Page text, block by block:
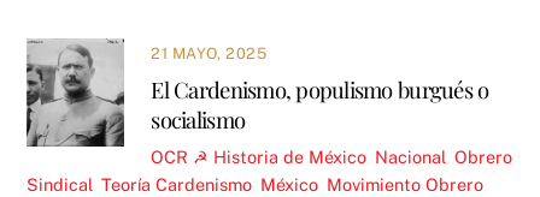
21 MAYO, 2025
El Cardenismo, populismo burgués o
socialismo
OCR ☭ Historia de México Nacional ,Obrero
Sindical ,Teoría Cardenismo México Movimiento Obrero